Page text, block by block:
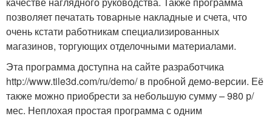
позволяет печатать товарные накладные и счета, что
очень кстати работникам специализированных
магазинов, торгующих отделочными материалами.
Эта программа доступна на сайте разработчика
http://www.tile3d.com/ru/demo/ в пробной демо-версии. Её
также можно приобрести за небольшую сумму – 980 р/
мес. Неплохая простая программа с одним